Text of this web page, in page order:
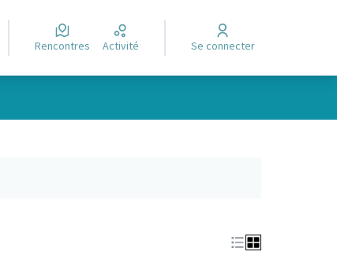
Rencontres Activité Se connecter